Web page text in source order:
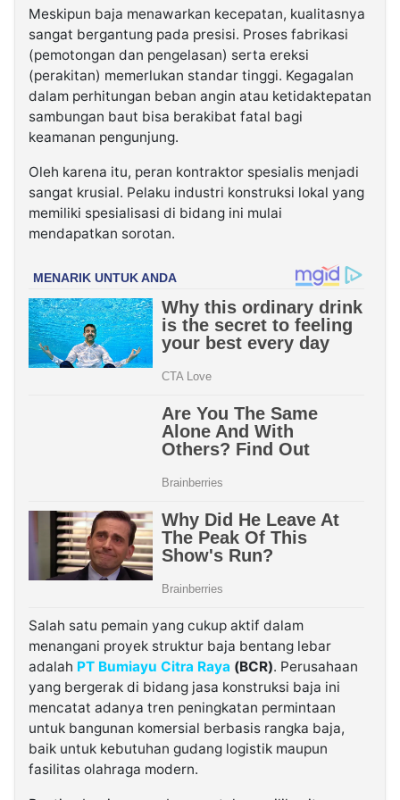
Meskipun baja menawarkan kecepatan, kualitasnya
sangat bergantung pada presisi. Proses fabrikasi
(pemotongan dan pengelasan) serta ereksi
(perakitan) memerlukan standar tinggi. Kegagalan
dalam perhitungan beban angin atau ketidaktepatan
sambungan baut bisa berakibat fatal bagi
keamanan pengunjung.
Oleh karena itu, peran kontraktor spesialis menjadi
sangat krusial. Pelaku industri konstruksi lokal yang
memiliki spesialisasi di bidang ini mulai
mendapatkan sorotan.
Salah satu pemain yang cukup aktif dalam
menangani proyek struktur baja bentang lebar
adalah PT Bumiayu Citra Raya (BCR). Perusahaan
yang bergerak di bidang jasa konstruksi baja ini
mencatat adanya tren peningkatan permintaan
untuk bangunan komersial berbasis rangka baja,
baik untuk kebutuhan gudang logistik maupun
fasilitas olahraga modern.